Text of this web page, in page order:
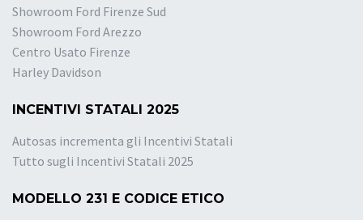
Showroom Ford Firenze Sud
Showroom Ford Arezzo
Centro Usato Firenze
Harley Davidson
INCENTIVI STATALI 2025
Autosas incrementa gli Incentivi Statali
Tutto sugli Incentivi Statali 2025
MODELLO 231 E CODICE ETICO